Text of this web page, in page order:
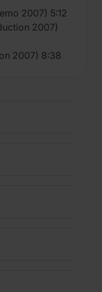
2007) 5:12
2007)
2007) 8:38